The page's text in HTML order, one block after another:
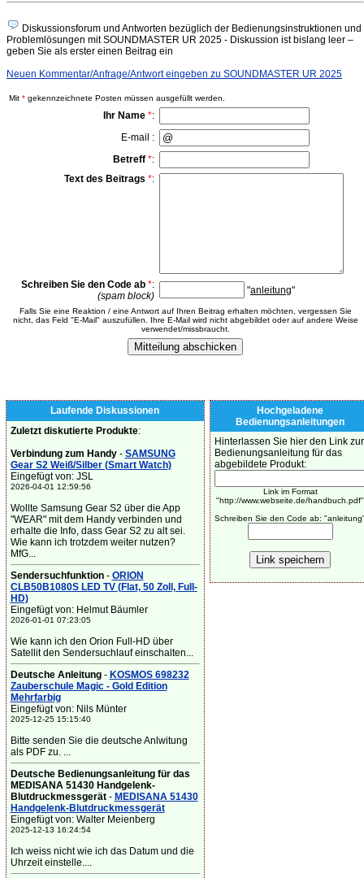
Diskussionsforum und Antworten bezüglich der Bedienungsinstruktionen und
Problemlösungen mit SOUNDMASTER UR 2025 - Diskussion ist bislang leer –
geben Sie als erster einen Beitrag ein
Neuen Kommentar/Anfrage/Antwort eingeben zu SOUNDMASTER UR 2025
Mit * gekennzeichnete Posten müssen ausgefüllt werden.
Ihr Name *:
E-mail :
Betreff *:
Text des Beitrags *:
Schreiben Sie den Code ab *:
(spam block)
"anleitung"
Falls Sie eine Reaktion / eine Antwort auf Ihren Beitrag erhalten möchten, vergessen Sie
nicht, das Feld "E-Mail" auszufüllen. Ihre E-Mail wird nicht abgebildet oder auf andere Weise
verwendet/missbraucht.
Laufende Diskussionen
Zuletzt diskutierte Produkte:
Verbindung zum Handy- SAMSUNG
Gear S2 Weiß/Silber (Smart Watch)
Eingefügt von: JSL
2026-04-01 12:59:56
Wollte Samsung Gear S2 über die App
"WEAR" mit dem Handy verbinden und
erhalte die Info, dass Gear S2 zu alt sei.
Wie kann ich trotzdem weiter nutzen?
MfG...
Sendersuchfunktion- ORION
CLB50B1080S LED TV (Flat, 50 Zoll, Full-
HD)
Eingefügt von: Helmut Bäumler
2026-01-01 07:23:05
Wie kann ich den Orion Full-HD über
Satellit den Sendersuchlauf einschalten...
Deutsche Anleitung- KOSMOS 698232
Zauberschule Magic - Gold Edition
Mehrfarbig
Eingefügt von: Nils Münter
2025-12-25 15:15:40
Bitte senden Sie die deutsche Anlwitung
als PDF zu. ...
Deutsche Bedienungsanleitung für das
MEDISANA 51430 Handgelenk-
Blutdruckmessgerät- MEDISANA 51430
Handgelenk-Blutdruckmessgerät
Eingefügt von: Walter Meienberg
2025-12-13 16:24:54
Ich weiss nicht wie ich das Datum und die
Uhrzeit einstelle....
Hochgeladene
Bedienungsanleitungen
Hinterlassen Sie hier den Link zur
Bedienungsanleitung für das
abgebildete Produkt:
Link im Format
"http://www.webseite.de/handbuch.pdf"
Schreiben Sie den Code ab: